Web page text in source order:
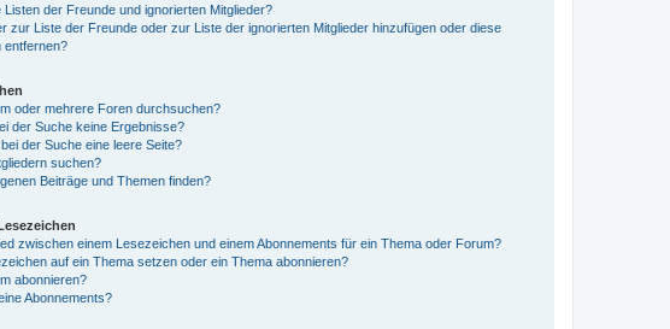
Listen der Freunde und ignorierten Mitglieder?
zur Liste der Freunde oder zur Liste der ignorierten Mitglieder hinzufügen oder diese
entfernen?
oder mehrere Foren durchsuchen?
der Suche keine Ergebnisse?
der Suche eine leere Seite?
suchen?
Beiträge und Themen finden?
zwischen einem Lesezeichen und einem Abonnements für ein Thema oder Forum?
auf ein Thema setzen oder ein Thema abonnieren?
abonnieren?
Abonnements?